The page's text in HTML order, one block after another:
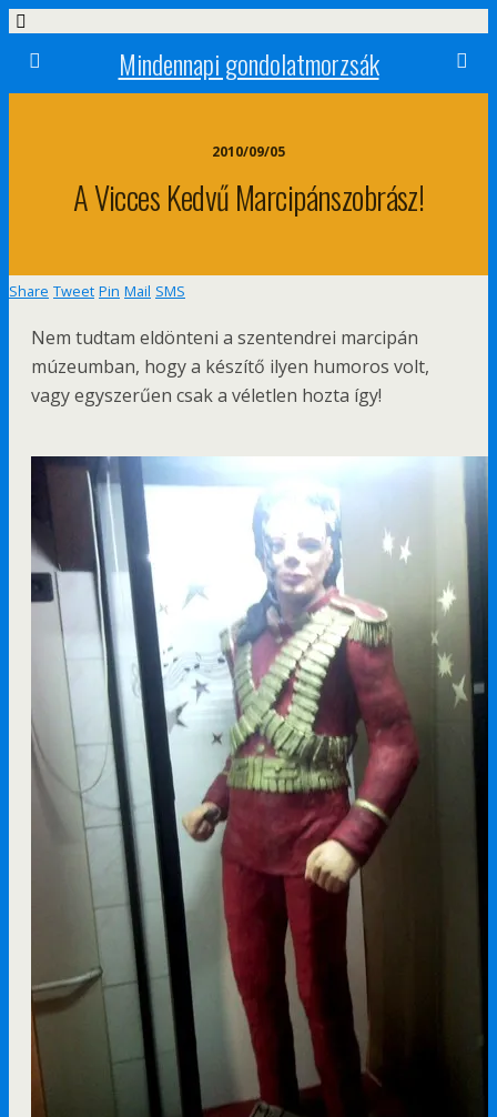
Mindennapi gondolatmorzsák
2010/09/05
A Vicces Kedvű Marcipánszobrász!
Share Tweet Pin Mail SMS
Nem tudtam eldönteni a szentendrei marcipán
múzeumban, hogy a készítő ilyen humoros volt,
vagy egyszerűen csak a véletlen hozta így!